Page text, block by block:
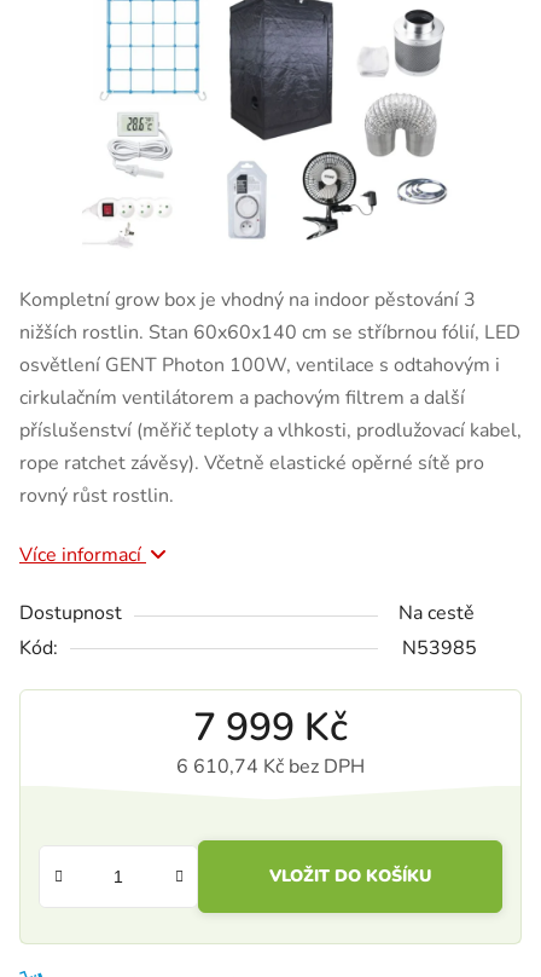
Kompletní grow box je vhodný na indoor pěstování 3
nižších rostlin. Stan 60x60x140 cm se stříbrnou fólií, LED
osvětlení GENT Photon 100W, ventilace s odtahovým i
cirkulačním ventilátorem a pachovým filtrem a další
příslušenství (měřič teploty a vlhkosti, prodlužovací kabel,
rope ratchet závěsy). Včetně elastické opěrné sítě pro
rovný růst rostlin.
Více informací
Dostupnost
Na cestě
Kód:
N53985
7 999 Kč
6 610,74 Kč bez DPH
VLOŽIT DO KOŠÍKU